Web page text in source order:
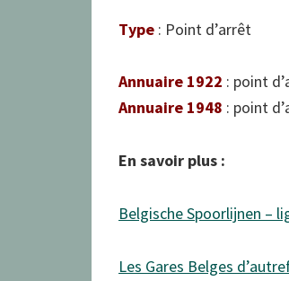
Type : Point d’arrêt
Annuaire 1922 : point
Annuaire 1948 : point
En savoir plus :
Belgische Spoorlijnen –
Les Gares Belges